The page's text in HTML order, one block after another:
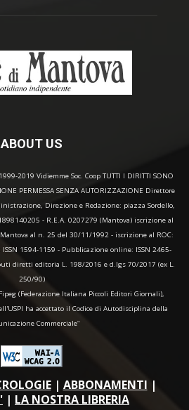
ABOUT US
2019 Vidiemme Soc. Coop TUTTI I DIRITTI SONO
PERMESSA SENZA AUTORIZZAZIONE Direttore
Direzione e Redazione: piazza Sordello,
- R.E.A. 0207279 (Mantova) iscrizione al
al n. 25 del 30/11/1992 - iscrizione al ROC:
1594-1159 - Pubblicazione online: ISSN 2465-
diretti editoria L. 198/2016 e d.lgs 70/2017 (ex L.
250/90)
(Federazione Italiana Piccoli Editori Giornali),
ha accettato il Codice di Autodisciplina della
Commerciale"
| ABBONAMENTI |
| LA NOSTRA LIBRERIA